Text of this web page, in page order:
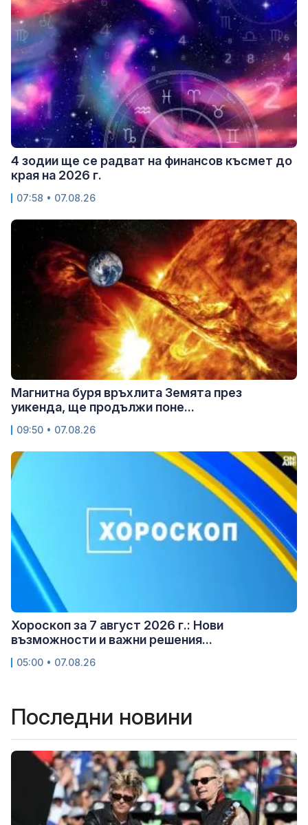
4 зодии ще се радват на финансов късмет до
края на 2026 г.
07:58 • 07.08.26
Магнитна буря връхлита Земята през
уикенда, ще продължи поне...
09:50 • 07.08.26
Хороскоп за 7 август 2026 г.: Нови
възможности и важни решения...
05:00 • 07.08.26
Последни новини